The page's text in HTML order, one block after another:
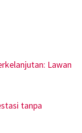
Lawan
tanpa